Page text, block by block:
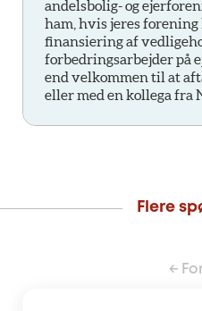
andelsbolig- og
ham, hvis jeres
finansiering af
forbedringsarbejder på
end velkommen til at
eller med en kollega fra
Flere
←